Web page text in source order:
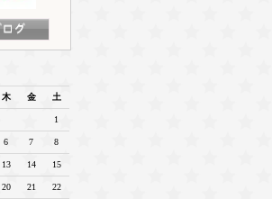
木 金 土
1
6 7 8
13 14 15
20 21 22